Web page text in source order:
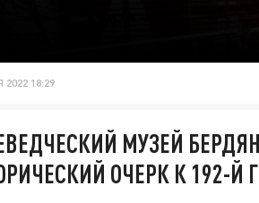
18:29
МУЗЕЙ
ОЧЕРК К 192-